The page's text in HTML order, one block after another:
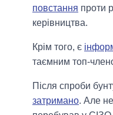
повстання проти
керівництва.
Крім того, є
таємним топ-
Після спроби
затримано. Але